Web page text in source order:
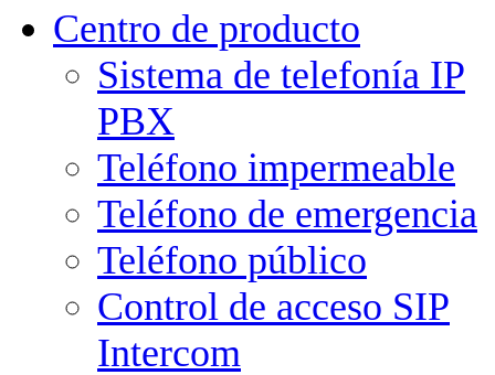
Centro de producto
Sistema de telefonía IP
PBX
Teléfono impermeable
Teléfono de emergencia
Teléfono público
Control de acceso SIP
Intercom